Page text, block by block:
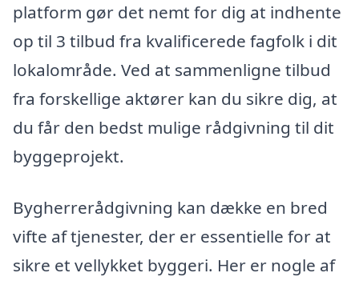
platform gør det nemt for dig at indhente
op til 3 tilbud fra kvalificerede fagfolk i dit
lokalområde. Ved at sammenligne tilbud
fra forskellige aktører kan du sikre dig, at
du får den bedst mulige rådgivning til dit
byggeprojekt.
Bygherrerådgivning kan dække en bred
vifte af tjenester, der er essentielle for at
sikre et vellykket byggeri. Her er nogle af